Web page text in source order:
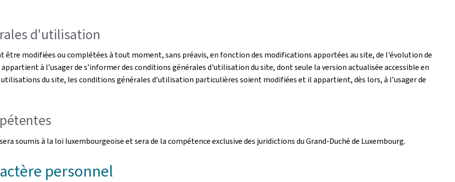
d'utilisation
modifiées ou complétées à tout moment, sans préavis, en fonction des modifications apportées au site, de l'évolution de
à l’usager de s’informer des conditions générales d'utilisation du site, dont seule la version actualisée accessible en
du site, les conditions générales d’utilisation particulières soient modifiées et il appartient, dès lors, à l’usager de
soumis à la loi luxembourgeoise et sera de la compétence exclusive des juridictions du Grand-Duché de Luxembourg.
personnel